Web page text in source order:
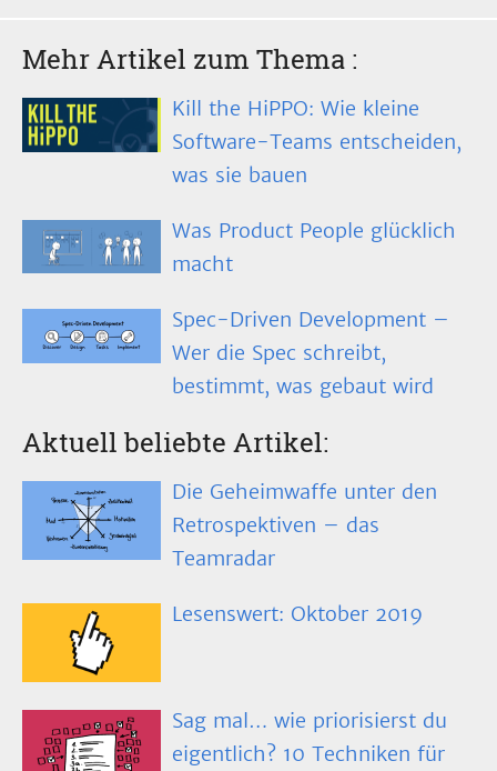
Mehr Artikel zum Thema :
Kill the HiPPO: Wie kleine
Software-Teams entscheiden,
was sie bauen
Was Product People glücklich
macht
Spec-Driven Development –
Wer die Spec schreibt,
bestimmt, was gebaut wird
Aktuell beliebte Artikel:
Die Geheimwaffe unter den
Retrospektiven – das
Teamradar
Lesenswert: Oktober 2019
Sag mal… wie priorisierst du
eigentlich? 10 Techniken für